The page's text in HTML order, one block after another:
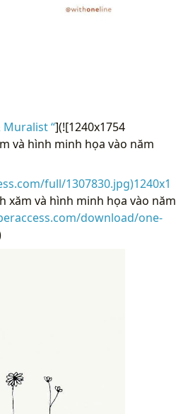
Muralist “](![1240x1754
và hình minh họa vào năm
full/1307830.jpg)1240x1
xăm và hình minh họa vào năm
download/one-